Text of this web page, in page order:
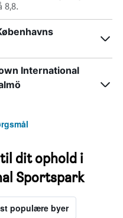
8,8.
International
dit ophold i
Sportspark
populære byer